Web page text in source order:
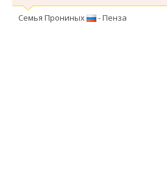
Семья Прониных - Пенза